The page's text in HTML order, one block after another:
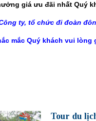
giá ưu đãi nhất Quý
ty, tổ chức đi đoàn
mắc Quý khách vui
Tour du